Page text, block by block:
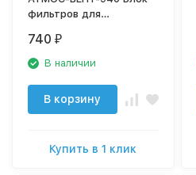
фильтров для
740 ₽
В наличии
В корзину
Купить в 1 клик